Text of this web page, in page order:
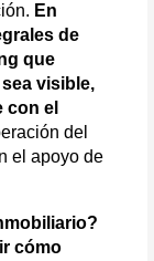
En
de
que
visible,
con el
del
el apoyo de
cómo